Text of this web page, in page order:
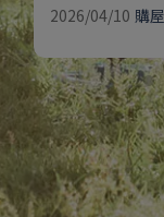
2026/04/10 購